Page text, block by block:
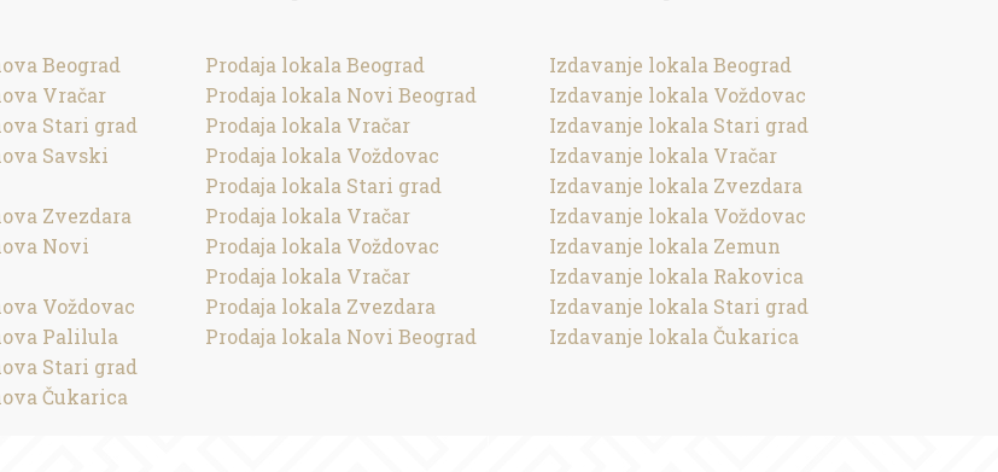
Beograd
Vračar
Stari grad
Savski
Zvezdara
Novi
Voždovac
Palilula
Stari grad
Čukarica
Prodaja lokala Beograd
Prodaja lokala Novi Beograd
Prodaja lokala Vračar
Prodaja lokala Voždovac
Prodaja lokala Stari grad
Prodaja lokala Vračar
Prodaja lokala Voždovac
Prodaja lokala Vračar
Prodaja lokala Zvezdara
Prodaja lokala Novi Beograd
Izdavanje lokala Beograd
Izdavanje lokala Voždovac
Izdavanje lokala Stari grad
Izdavanje lokala Vračar
Izdavanje lokala Zvezdara
Izdavanje lokala Voždovac
Izdavanje lokala Zemun
Izdavanje lokala Rakovica
Izdavanje lokala Stari grad
Izdavanje lokala Čukarica